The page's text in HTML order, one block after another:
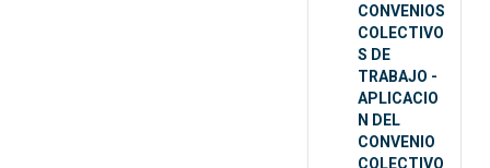
CONVENIOS
COLECTIVO
S DE
TRABAJO -
APLICACIO
N DEL
CONVENIO
COLECTIVO